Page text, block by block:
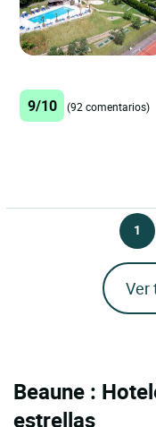
9/10 (92 comentarios)
1
Ver
Beaune :
estrellas